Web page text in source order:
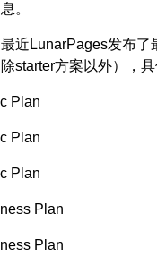
。
LunarPages发布了
starter方案以外），
Plan
Plan
Plan
Plan
Plan